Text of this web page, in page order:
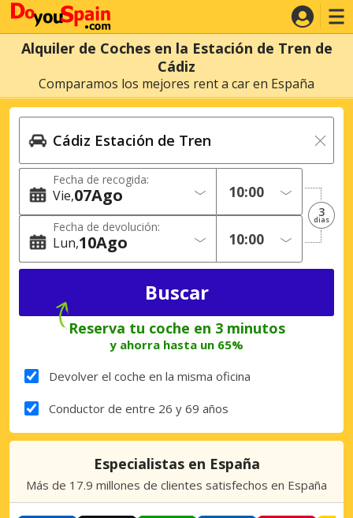
Alquiler de Coches en la Estación de Tren de
Cádiz
Comparamos los mejores rent a car en España
Fecha de recogida:
Vie 07Ago
Fecha de devolución:
Lun 10Ago
3
dias
Reserva tu coche en 3 minutos
y ahorra hasta un 65%
Devolver el coche en la misma oficina
Conductor de entre 26 y 69 años
Especialistas en España
Más de 17.9 millones de clientes satisfechos en España